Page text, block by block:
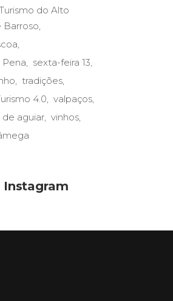
do Alto
Barroso
Pena
sexta-feira 13
tradições
4.0
valpaços
aguiar
vinhos
Instagram